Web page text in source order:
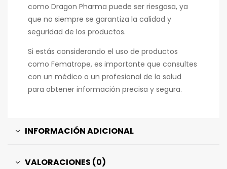
como Dragon Pharma puede ser riesgosa, ya
que no siempre se garantiza la calidad y
seguridad de los productos.
Si estás considerando el uso de productos
como Fematrope, es importante que consultes
con un médico o un profesional de la salud
para obtener información precisa y segura.
INFORMACIÓN ADICIONAL
VALORACIONES (0)